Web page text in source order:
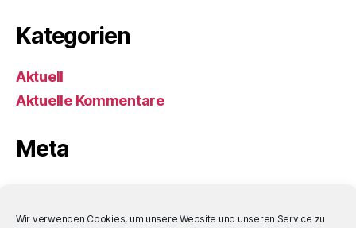
Wir verwenden Cookies, um unsere Website und unseren Service zu
Kategorien
Aktuell
Aktuelle Kommentare
Meta
Eintrags-Feed